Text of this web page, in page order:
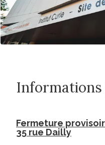
Fermeture
35 rue Dailly